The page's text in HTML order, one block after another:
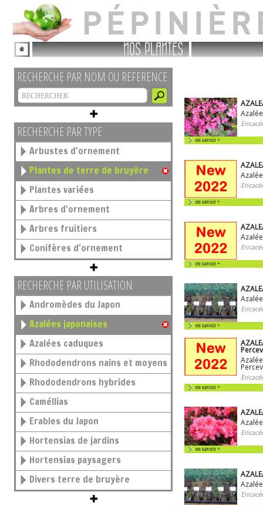
NOS PLANTES
RECHERCHE PAR NOM OU REFERENCE
RECHERCHE PAR TYPE
Arbustes d'ornement
Plantes de terre de bruyère
Plantes variées
Arbres d'ornement
Arbres fruitiers
Conifères d'ornement
RECHERCHE PAR UTILISATION
Andromèdes du Japon
Azalées japonaises
Azalées caduques
Rhododendrons nains et moyens
Rhododendrons hybrides
Caméllias
Erables du Japon
Hortensias de jardins
Hortensias paysagers
Divers terre de bruyère
en savoir +
en savoir +
en savoir +
en savoir +
en savoir +
en savoir +